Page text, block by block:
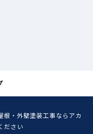
根・外壁塗装工事ならアカ
ださい